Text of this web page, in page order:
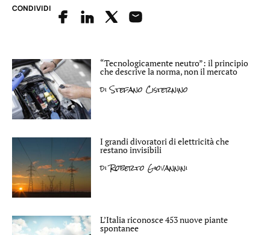
CONDIVIDI
“Tecnologicamente neutro”: il principio
che descrive la norma, non il mercato
diStefano Cisternino
I grandi divoratori di elettricità che
restano invisibili
diRoberto Giovannini
L’Italia riconosce 453 nuove piante
spontanee